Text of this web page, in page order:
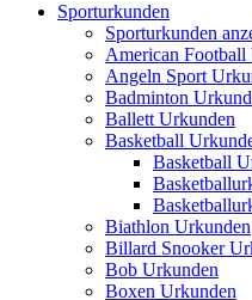
Sporturkunden
Sporturkunden
American Football
Angeln Sport
Badminton
Ballett Urkunden
Basketball
Basketball
Biathlon Urkunden
Billard Snooker
Bob Urkunden
Boxen Urkunden